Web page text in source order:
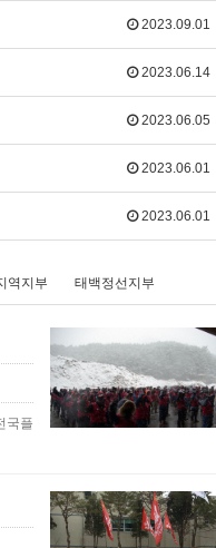
2023.09.01
2023.06.14
2023.06.05
2023.06.01
2023.06.01
역지부 태백정선지부
국플